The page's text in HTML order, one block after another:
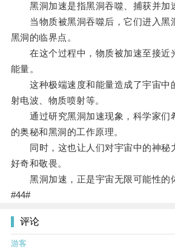
黑洞加速是指黑洞吞噬、捕获并加
当物质被黑洞吞噬后，它们进入黑
黑洞的临界点。
在这个过程中，物质被加速至接近
能量。
这种极端速度和能量造成了宇宙中
射电波、物质喷射等。
通过研究黑洞加速现象，科学家们
的奥秘和黑洞的工作原理。
同时，这也让人们对宇宙中的神秘
好奇和敬畏。
黑洞加速，正是宇宙无限可能性的
#44#
评论
游客